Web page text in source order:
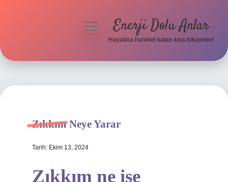
Hakkımızda
menüyüEnerji Dolu Anlar
Hayatına hareket katan kısa hikayeler!
Zıkkım Neye Yarar
Tarih: Ekim 13, 2024
Zıkkım ne işe